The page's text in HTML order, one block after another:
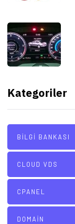
Kategoriler
BILGI BANKASI
CLOUD VDS
CPANEL
DOMAIN